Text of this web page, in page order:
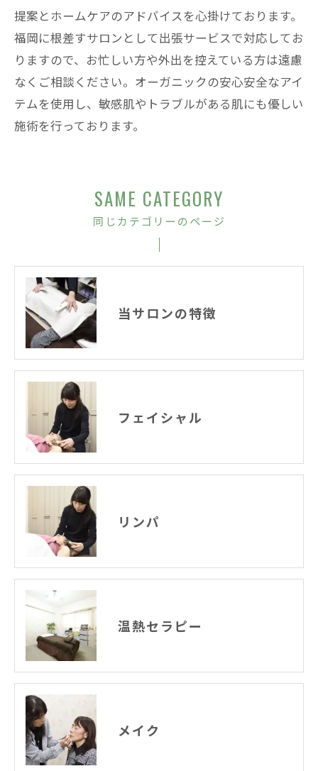
提案とホームケアのアドバイスを心掛けております。
福岡に根差すサロンとして出張サービスで対応してお
りますので、お忙しい方や外出を控えている方は遠慮
なくご相談ください。オーガニックの安心安全なアイ
テムを使用し、敏感肌やトラブルがある肌にも優しい
施術を行っております。
同じカテゴリーのページ
SAME CATEGORY
当サロンの特徴
フェイシャル
リンパ
温熱セラピー
メイク